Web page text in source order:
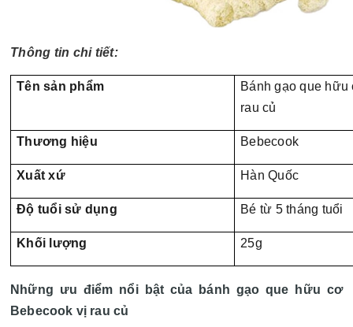
Thông tin chi tiết:
Tên sản phẩm
Bánh gạo que
rau củ
Thương hiệu Bebecook
Xuất xứ Hàn Quốc
Độ tuổi sử dụng Bé từ 5 tháng tuổi
Khối lượng 25g
Những ưu điểm nổi bật của bánh gạo que hữu cơ
Bebecook vị rau củ